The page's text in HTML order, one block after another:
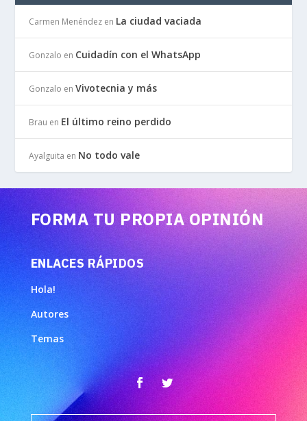
Carmen Menéndez en La ciudad vaciada
Gonzalo en Cuidadín con el WhatsApp
Gonzalo enVivotecnia y más
Brau en El último reino perdido
Ayalguita en No todo vale
FORMA TU PROPIA OPINIÓN
ENLACES RÁPIDOS
Hola!
Autores
Temas